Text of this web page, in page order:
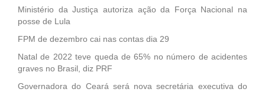
Ministério da Justiça autoriza ação da Força Nacional na
posse de Lula
FPM de dezembro cai nas contas dia 29
Natal de 2022 teve queda de 65% no número de acidentes
graves no Brasil, diz PRF
Governadora do Ceará será nova secretária executiva do